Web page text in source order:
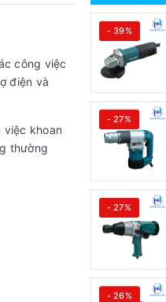
công việc
điện và
khoan
thường
- 39%
- 27%
- 27%
- 26%